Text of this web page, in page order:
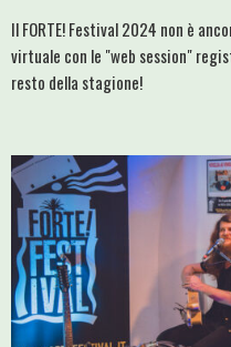
Il FORTE! Festival 2024 non è
virtuale con le "web session"
resto della stagione!